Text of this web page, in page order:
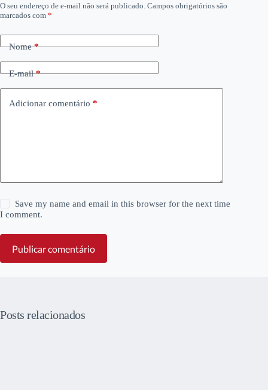
O seu endereço de e-mail não será publicado. Campos obrigatórios são
marcados com *
Nome*
E-mail*
Adicionar comentário *
Save my name and email in this browser for the next time
I comment.
Publicar comentário
Posts relacionados